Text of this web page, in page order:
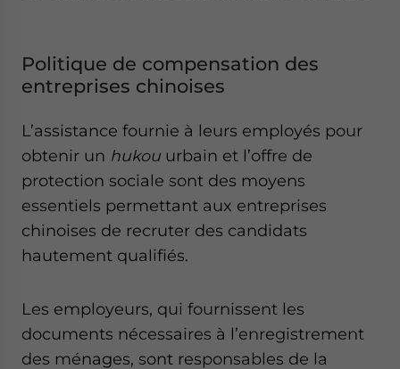
Politique de compensation des
entreprises chinoises
L’assistance fournie à leurs employés pour
obtenir un hukou urbain et l’offre de
protection sociale sont des moyens
essentiels permettant aux entreprises
chinoises de recruter des candidats
hautement qualifiés.
Les employeurs, qui fournissent les
documents nécessaires à l’enregistrement
des ménages, sont responsables de la